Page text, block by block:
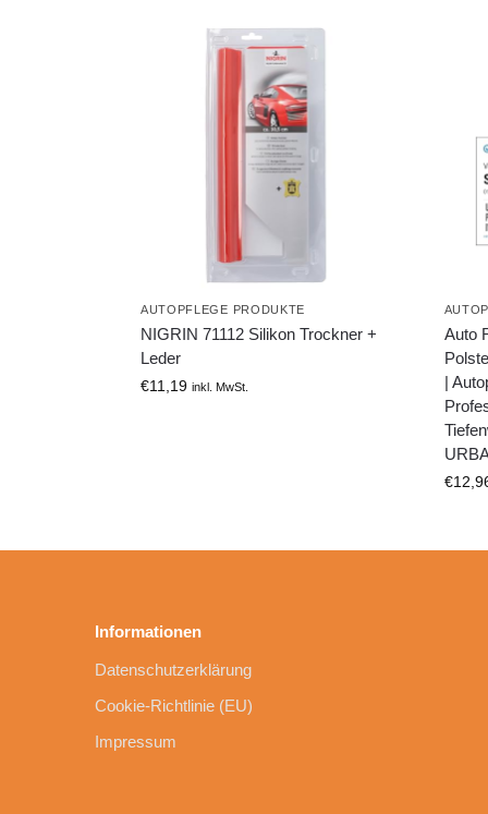
AUTOPFLEGE PRODUKTE
NIGRIN 71112 Silikon Trockner +
Leder
€11,19 inkl. MwSt.
Auto
|
€
Informationen
Datenschutzerklärung
Cookie-Richtlinie (EU)
Impressum